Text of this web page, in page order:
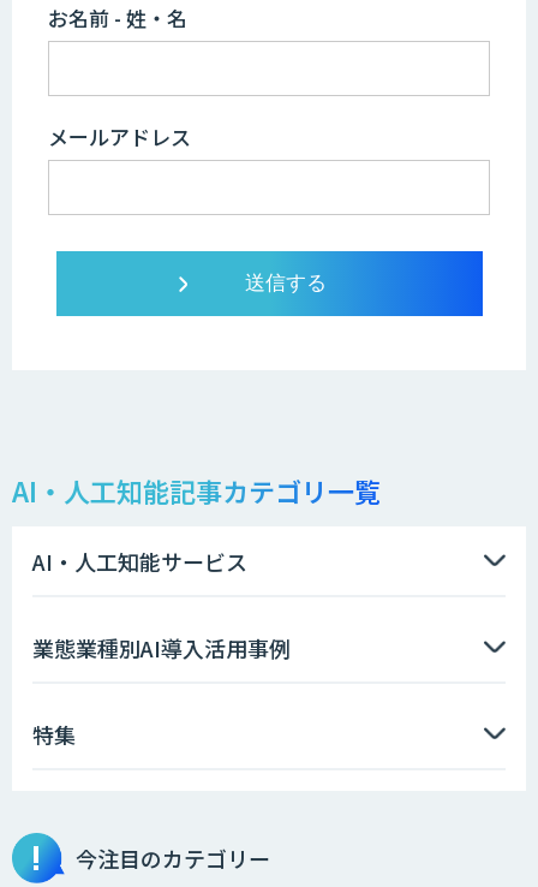
お名前 - 姓・名
メールアドレス
AI・人工知能記事カテゴリ一覧
AI・人工知能サービス
業態業種別AI導入活用事例
特集
今注目のカテゴリー